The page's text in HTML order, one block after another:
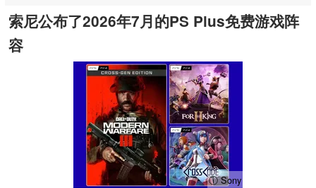
索尼公布了2026年7月的PS Plus免费游戏阵
容
ⓘ Sony